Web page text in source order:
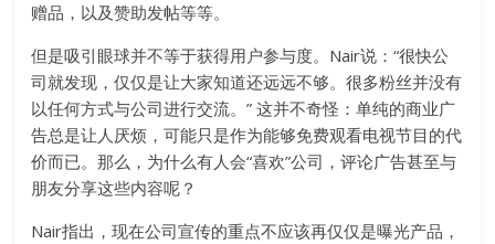
赠品，以及赞助发帖等等。
但是吸引眼球并不等于获得用户参与度。Nair说：“很快公
司就发现，仅仅是让大家知道还远远不够。很多粉丝并没有
以任何方式与公司进行交流。” 这并不奇怪：单纯的商业广
告总是让人厌烦，可能只是作为能够免费观看电视节目的代
价而已。那么，为什么有人会“喜欢”公司，评论广告甚至与
朋友分享这些内容呢？
Nair指出，现在公司宣传的重点不应该再仅仅是曝光产品，